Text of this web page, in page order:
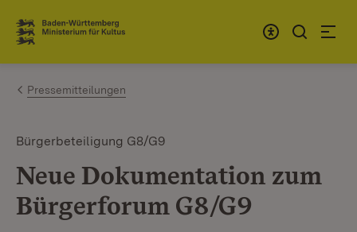
Zum Inhalt springen
Link zur Startseite
Pressemitteilungen
Bürgerbeteiligung G8/G9
Neue Dokumentation zum
Bürgerforum G8/G9